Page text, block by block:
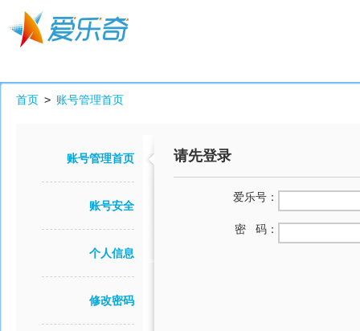
首页 > 账号管理首页
请先登录
爱乐号：
密 码：
账号管理首页
账号安全
个人信息
修改密码